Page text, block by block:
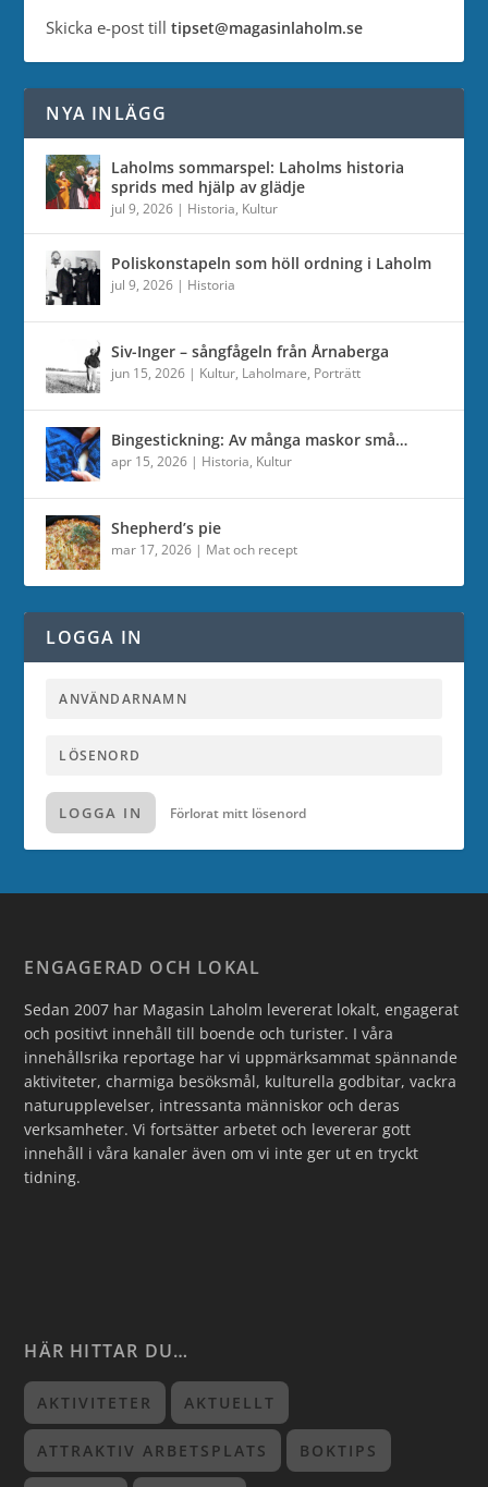
Skicka e-post tilltipset@magasinlaholm.se
NYA INLÄGG
Laholms sommarspel: Laholms historia
sprids med hjälp av glädje
jul 9, 2026 | Historia, Kultur
Poliskonstapeln som höll ordning i Laholm
jul 9, 2026 | Historia
Siv-Inger – sångfågeln från Årnaberga
jun 15, 2026 | Kultur, Laholmare, Porträtt
Bingestickning: Av många maskor små…
apr 15, 2026 | Historia, Kultur
Shepherd’s pie
mar 17, 2026 | Mat och recept
LOGGA IN
LOGGA IN Förlorat mitt lösenord
ENGAGERAD OCH LOKAL
Sedan 2007 har Magasin Laholm levererat lokalt, engagerat
och positivt innehåll till boende och turister. I våra
innehållsrika reportage har vi uppmärksammat spännande
aktiviteter, charmiga besöksmål, kulturella godbitar, vackra
naturupplevelser, intressanta människor och deras
verksamheter. Vi fortsätter arbetet och levererar gott
innehåll i våra kanaler även om vi inte ger ut en tryckt
tidning.
HÄR HITTAR DU…
AKTIVITETER AKTUELLT
ATTRAKTIV ARBETSPLATS BOKTIPS